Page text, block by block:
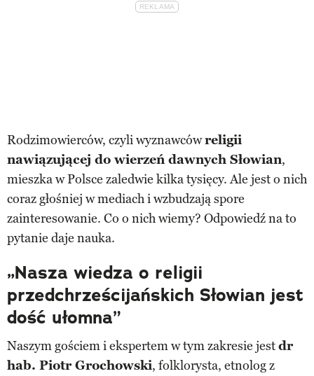
Rodzimowierców, czyli wyznawcówreligii
nawiązującej do wierzeń dawnych Słowian,
mieszka w Polsce zaledwie kilka tysięcy. Ale jest o nich
coraz głośniej w mediach i wzbudzają spore
zainteresowanie. Co o nich wiemy? Odpowiedź na to
pytanie daje nauka.
„Nasza wiedza o religii
przedchrześcijańskich Słowian jest
dość ułomna”
Naszym gościem i ekspertem w tym zakresie jestdr
hab. Piotr Grochowski, folklorysta, etnolog z